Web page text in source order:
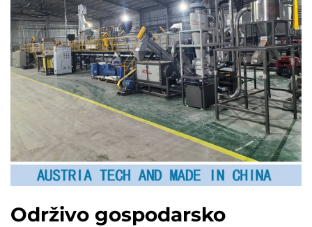
Održivo gospodarsko